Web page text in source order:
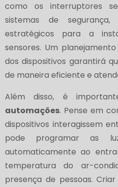
como os interruptores
sistemas de
estratégicos para a
sensores. Um
dos dispositivos garantirá
de maneira eficiente e
Além disso, é
automações. Pense em
dispositivos interagissem
pode programar as
automaticamente ao
temperatura do ar-
presença de pessoas.